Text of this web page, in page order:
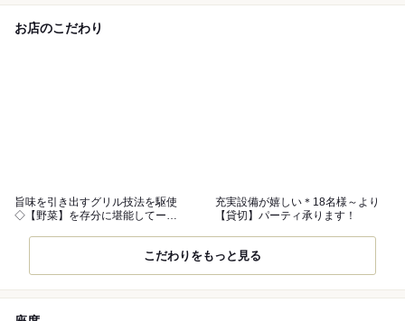
お店のこだわり
旨味を引き出すグリル技法を駆使
◇【野菜】を存分に堪能してー…
充実設備が嬉しい＊18名様～より
【貸切】パーティ承ります！
こだわりをもっと見る